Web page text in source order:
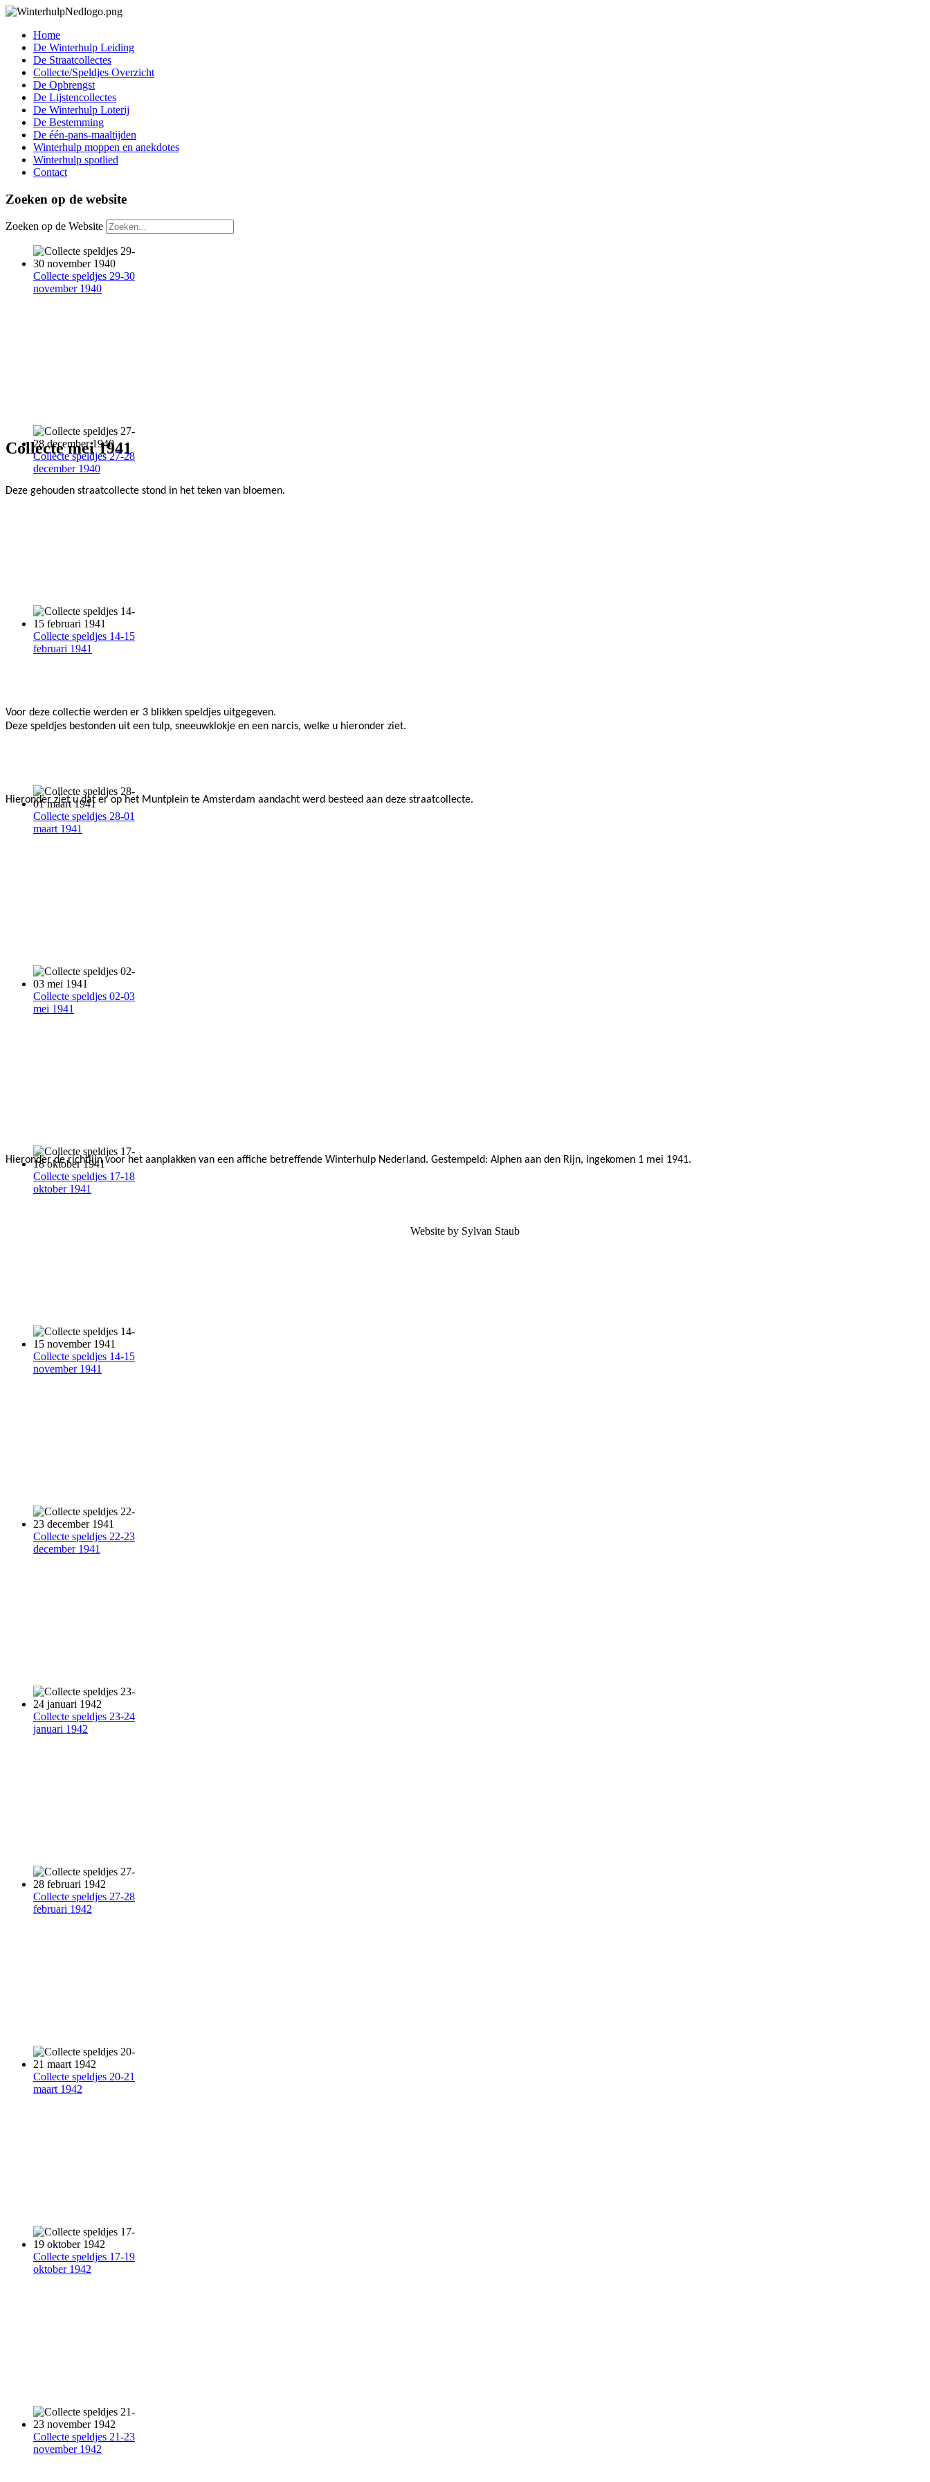
Home
De Winterhulp Leiding
De Straatcollectes
Collecte/Speldjes Overzicht
De Opbrengst
De Lijstencollectes
De Winterhulp Loterij
De Bestemming
De één-pans-maaltijden
Winterhulp moppen en anekdotes
Winterhulp spotlied
Contact
Zoeken op de website
Zoeken op de Website
Collecte speldjes 29-30
november 1940
Collecte speldjes 27-28
december 1940
Collecte speldjes 14-15
februari 1941
Collecte speldjes 28-01
maart 1941
Collecte speldjes 02-03
mei 1941
Collecte speldjes 17-18
oktober 1941
Collecte speldjes 14-15
november 1941
Collecte speldjes 22-23
december 1941
Collecte speldjes 23-24
januari 1942
Collecte speldjes 27-28
februari 1942
Collecte speldjes 20-21
maart 1942
Collecte speldjes 17-19
oktober 1942
Collecte speldjes 21-23
november 1942
Collecte mei 1941
Deze gehouden straatcollecte stond in het teken van bloemen.
Voor deze collectie werden er 3 blikken speldjes uitgegeven.
Deze speldjes bestonden uit een tulp, sneeuwklokje en een narcis, welke u hieronder ziet.
Hieronder ziet u dat er op het Muntplein te Amsterdam aandacht werd besteed aan deze straatcollecte.
Hieronder de richtlijn voor het aanplakken van een affiche betreffende Winterhulp Nederland. Gestempeld: Alphen aan den Rijn, ingekomen 1 mei 1941.
Website by Sylvan Staub